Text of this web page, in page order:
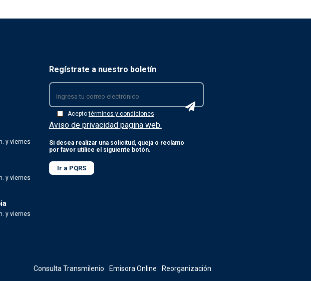
y viernes
y viernes
y viernes
Regístrate a nuestro boletín
Aceptotérminos y condiciones
Aviso de privacidad pagina web.
Si desea realizar una solicitud, queja o reclamo
por favor utilice el siguiente botón.
Ir a PQRS
Consulta Transmilenio Emisora Online Reorganización